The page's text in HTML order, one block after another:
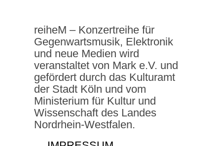
reiheM – Konzertreihe für
Gegenwartsmusik, Elektronik
und neue Medien wird
veranstaltet von Mark e.V. und
gefördert durch das Kulturamt
der Stadt Köln und vom
Ministerium für Kultur und
Wissenschaft des Landes
Nordrhein-Westfalen.